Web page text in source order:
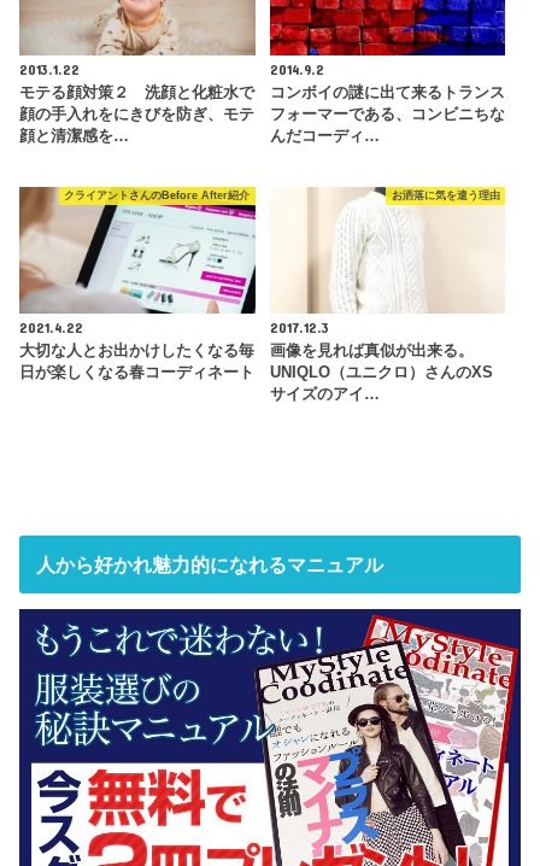
2013.1.22
モテる顔対策２ 洗顔と化粧水で
顔の手入れをにきびを防ぎ、モテ
顔と清潔感を…
2014.9.2
コンボイの謎に出て来るトランス
フォーマーである、コンビニちな
んだコーディ…
クライアントさんのBefore After紹介
2021.4.22
大切な人とお出かけしたくなる毎
日が楽しくなる春コーディネート
お洒落に気を遣う理由
2017.12.3
画像を見れば真似が出来る。
UNIQLO（ユニクロ）さんのXS
サイズのアイ…
人から好かれ魅力的になれるマニュアル